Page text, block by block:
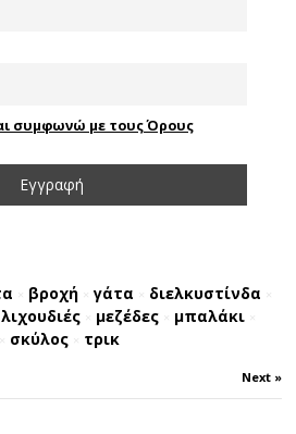
συμφωνώ με τους Όρους
βροχή γάτα διελκυστίνδα
λιχουδιές μεζέδες μπαλάκι
σκύλος τρικ
Next »